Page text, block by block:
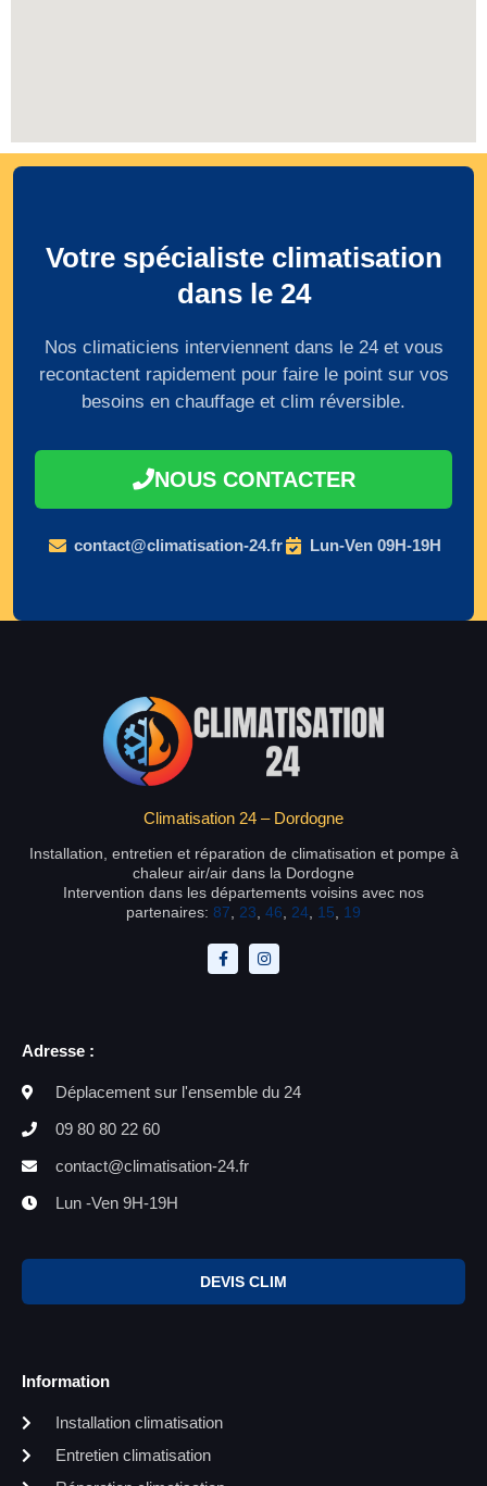
Votre spécialiste climatisation
dans le 24
Nos climaticiens interviennent dans le 24 et vous
recontactent rapidement pour faire le point sur vos
besoins en chauffage et clim réversible.
NOUS CONTACTER
contact@climatisation-24.fr Lun-Ven 09H-19H
Climatisation 24 – Dordogne
Installation, entretien et réparation de climatisation et pompe à
chaleur air/air dans la Dordogne
Intervention dans les départements voisins avec nos
partenaires: 87 23 46 24 15 19
Adresse :
Déplacement sur l'ensemble du 24
09 80 80 22 60
contact@climatisation-24.fr
Lun -Ven 9H-19H
DEVIS CLIM
Information
Installation climatisation
Entretien climatisation